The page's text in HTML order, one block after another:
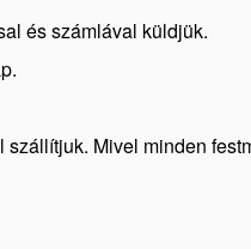
és számlával küldjük.
Mivel minden